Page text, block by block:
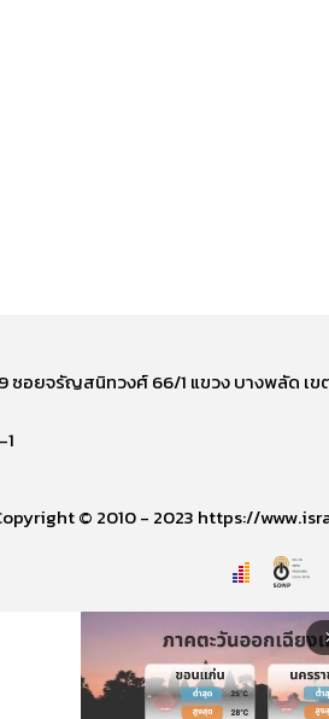
ซอยจรัญสนิทวงศ์ 66/1 แขวง บางพลัด เ
© 2010 - 2023 https://